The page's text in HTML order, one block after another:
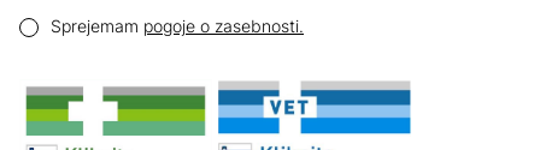
Pogoji zasebnosti
Sprejemam pogoje o zasebnosti.